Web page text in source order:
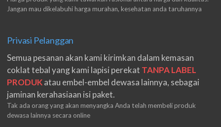
Jangan mau dikelabuhi harga murahan, kesehatan anda taruhannya
Privasi Pelanggan
Semua pesanan akan kami kirimkan dalam kemasan
coklat tebal yang kami lapisi perekat TANPA LABEL
PRODUKatau embel-embel dewasa lainnya, sebagai
jaminan kerahasiaan isi paket.
Tak ada orang yang akan menyangka Anda telah membeli produk
dewasa lainnya secara online